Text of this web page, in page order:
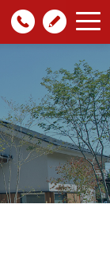
047-
光建
グ